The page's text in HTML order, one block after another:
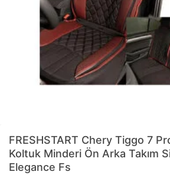
FRESHSTART Chery Tiggo 7
Koltuk Minderi Ön Arka Takım
Elegance Fs